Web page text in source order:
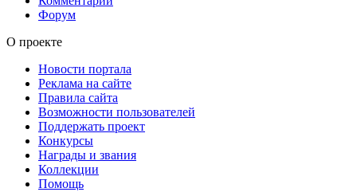
Форум
О проекте
Новости портала
Реклама на сайте
Правила сайта
Возможности пользователей
Поддержать проект
Конкурсы
Награды и звания
Коллекции
Помощь